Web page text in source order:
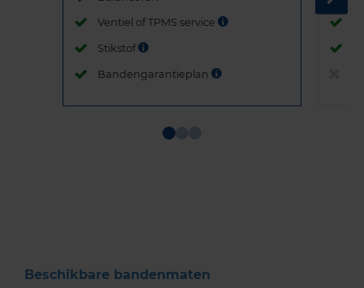
Ventiel of TPMS service
Stikstof
Bandengarantieplan
Beschikbare bandenmaten